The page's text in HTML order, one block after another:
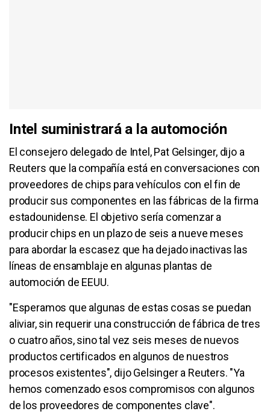
Intel suministrará a la automoción
El consejero delegado de Intel, Pat Gelsinger, dijo a
Reuters que la compañía está en conversaciones con
proveedores de chips para vehículos con el fin de
producir sus componentes en las fábricas de la firma
estadounidense. El objetivo sería comenzar a
producir chips en un plazo de seis a nueve meses
para abordar la escasez que ha dejado inactivas las
líneas de ensamblaje en algunas plantas de
automoción de EEUU.
"Esperamos que algunas de estas cosas se puedan
aliviar, sin requerir una construcción de fábrica de tres
o cuatro años, sino tal vez seis meses de nuevos
productos certificados en algunos de nuestros
procesos existentes", dijo Gelsinger a Reuters. "Ya
hemos comenzado esos compromisos con algunos
de los proveedores de componentes clave".